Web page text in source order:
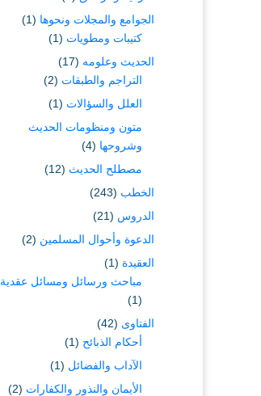
الجوامع والمجلات ونحوها (1)
كتيبات ومطويات (1)
الحديث وعلومه (17)
التراجم والطبقات (2)
العلل والسؤالات (1)
متون ومنظومات الحديث
وشروحها (4)
مصطلح الحديث (12)
الخطب (243)
الدروس (21)
الدعوة وأحوال المسلمين (2)
العقيدة (1)
مباحث ورسائل ومسائل عقدية
(1)
الفتاوى (42)
أحكام الذبائح (1)
الآداب والفضائل (1)
الأيمان والنذور والكفارات (2)